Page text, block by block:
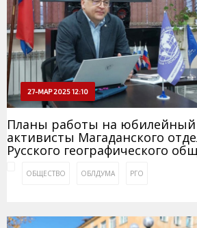
27-МАР 2025 12:10
Планы работы на юбилейный
активисты Магаданского
Русского географического
ОБЩЕСТВО ОБЛДУМА РГО